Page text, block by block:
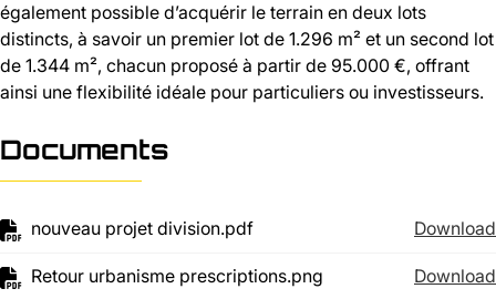
également possible d’acquérir le terrain en deux lots
distincts, à savoir un premier lot de 1.296 m² et un second lot
de 1.344 m², chacun proposé à partir de 95.000 €, offrant
ainsi une flexibilité idéale pour particuliers ou investisseurs.
Documents
nouveau projet division.pdf Download
Retour urbanisme prescriptions.png Download